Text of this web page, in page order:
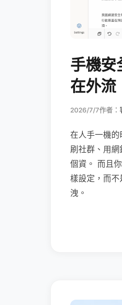
手機安
在外流
2026/7/7作者：
在人手一機
刷社群、用
個資。 而且
樣設定，而
洩。